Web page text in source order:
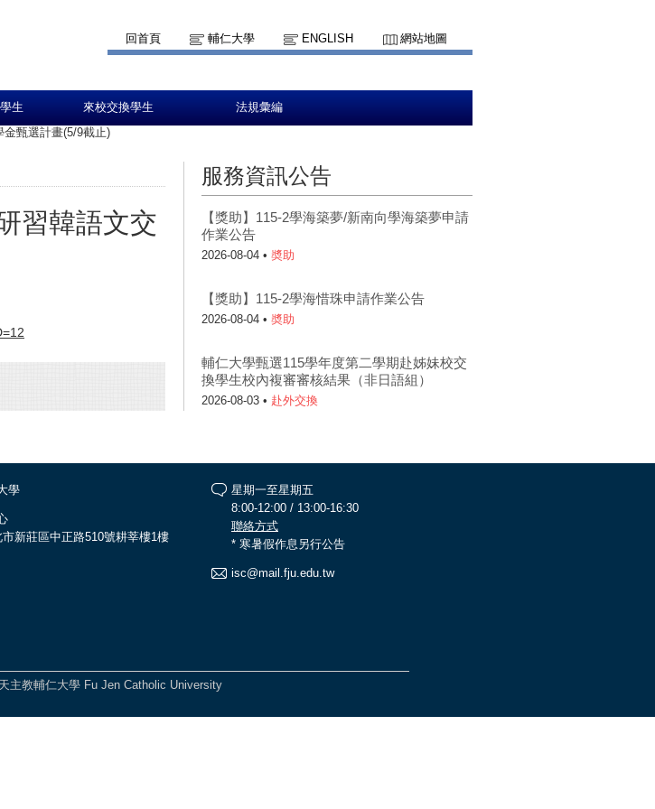
回首頁 輔仁大學 ENGLISH 網站地圖
生 來校交換學生 法規彙編
金甄選計畫(5/9截止)
習韓語文交
服務資訊公告
【獎助】115-2學海築夢/新南向學海築夢申請
作業公告
2026-08-04 • 奬助
【獎助】115-2學海惜珠申請作業公告
2026-08-04 • 奬助
輔仁大學甄選115學年度第二學期赴姊妹校交
換學生校內複審審核結果（非日語組）
2026-08-03 • 赴外交換
學
新莊區中正路510號耕莘樓1樓
星期一至星期五
8:00-12:00 / 13:00-16:30
聯絡方式
* 寒暑假作息另行公告
isc@mail.fju.edu.tw
主教輔仁大學 Fu Jen Catholic University